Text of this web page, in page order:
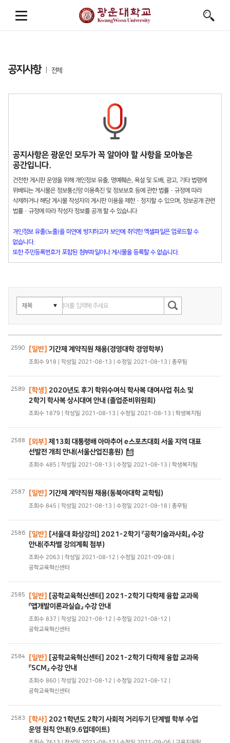
공지사항 전체
공지사항은 광운인 모두가 꼭 알아야 할 사항을 모아놓은
공간입니다.
건전한 게시판 운영을 위해 개인정보 유출, 명예훼손, 욕설 및 도배, 광고, 기타 법령에
위배되는 게시물은 정보통신망 이용촉진 및 정보보호 등에 관한 법률 · 규정에 따라
삭제하거나 해당 게시물 작성자의 게시판 이용을 제한 · 정지할 수 있으며, 정보공개 관련
법률 · 규정에 따라 작성자 정보를 공개 할 수 있습니다
개인정보 유출(노출)을 미연에 방지하고자 보안에 취약한 엑셀파일은 업로드할 수
없습니다.
또한 주민등록번호가 포함된 첨부파일이나 게시물을 등록할 수 없습니다.
2590 [일반] 기간제 계약직원 채용(경영대학 경영학부)
조회수 918 | 작성일 2021-08-13 | 수정일 2021-08-13 | 총무팀
2589 [학생] 2020년도 후기 학위수여식 학사복 대여사업 취소 및
2학기 학사복 상시대여 안내 (졸업준비위원회)
조회수 1879 | 작성일 2021-08-13 | 수정일 2021-08-13 | 학생복지팀
2588 [외부] 제13회 대통령배 아마추어 e스포츠대회 서울 지역 대표
선발전 개최 안내(서울산업진흥원)
조회수 485 | 작성일 2021-08-13 | 수정일 2021-08-13 | 학생복지팀
2587 [일반] 기간제 계약직원 채용(동북아대학 교학팀)
조회수 845 | 작성일 2021-08-13 | 수정일 2021-08-18 | 총무팀
2586 [일반] [서울대 화상강의] 2021-2학기 『공학기술과사회』 수강
안내(주차별 강의계획 첨부)
조회수 2063 | 작성일 2021-08-12 | 수정일 2021-09-08 |
공학교육혁신센터
2585 [일반] [공학교육혁신센터] 2021-2학기 다학제 융합 교과목
『앱개발이론과실습』 수강 안내
조회수 837 | 작성일 2021-08-12 | 수정일 2021-08-12 |
공학교육혁신센터
2584 [일반] [공학교육혁신센터] 2021-2학기 다학제 융합 교과목
『SCM』 수강 안내
조회수 860 | 작성일 2021-08-12 | 수정일 2021-08-12 |
공학교육혁신센터
2583 [학사] 2021학년도 2학기 사회적 거리두기 단계별 학부 수업
운영 원칙 안내(9.6업데이트)